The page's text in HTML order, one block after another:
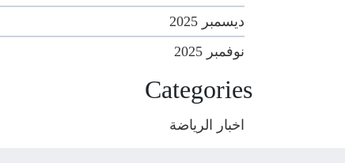
ديسمبر 2025
نوفمبر 2025
Categories
اخبار الرياضة